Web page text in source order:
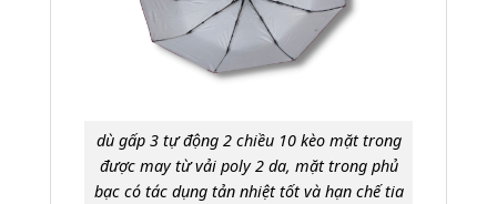
dù gấp 3 tự động 2 chiều 10 kèo mặt trong
được may từ vải poly 2 da, mặt trong phủ
bạc có tác dụng tản nhiệt tốt và hạn chế tia